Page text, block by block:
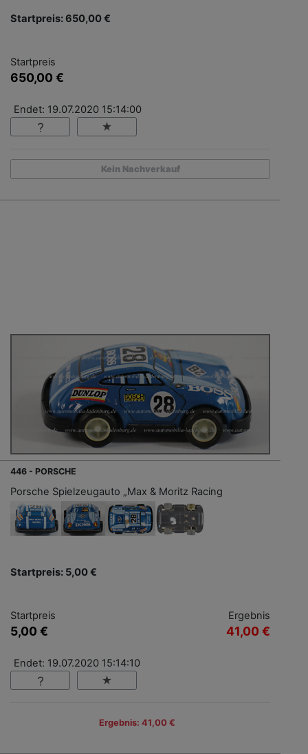
Startpreis: 650,00 €
Startpreis
650,00 €
Endet: 19.07.2020 15:14:00
Kein Nachverkauf
446 - PORSCHE
Porsche Spielzeugauto „Max & Moritz Racing
Startpreis: 5,00 €
Startpreis
5,00 €
Ergebnis
41,00 €
Endet: 19.07.2020 15:14:10
Ergebnis: 41,00 €